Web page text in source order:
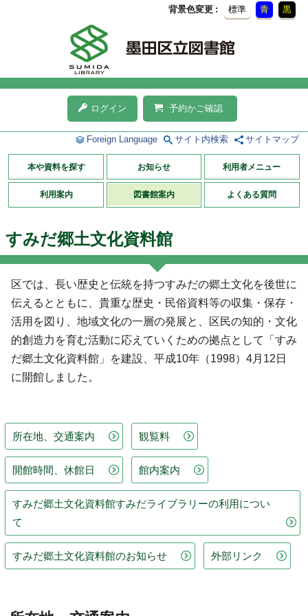
背景色変更 標準 青 黒
ログイン 予約かご確認
Foreign Language サイト内検索 サイトマップ
本や資料を探す お知らせ 利用者メニュー
利用案内 図書館案内 よくある質問
すみだ郷土文化資料館
区では、長い歴史と伝統を持つすみだの郷土文化を後世に
伝えるとともに、貴重な歴史・民俗資料等の収集・保存・
活用を図り、地域文化の一層の発展と、区民の知的・文化
的創造力を育む活動に応えていくための拠点として「すみ
だ郷土文化資料館」を建設、平成10年（1998）4月12日
に開館しました。
所在地、交通案内 観覧料
開館時間、休館日 館内案内
すみだ郷土文化資料館すみだライブラリーの利用につい
て
すみだ郷土文化資料館のお知らせ 外部リンク